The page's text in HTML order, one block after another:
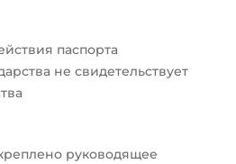
паспорта
не свидетельствует
руководящее